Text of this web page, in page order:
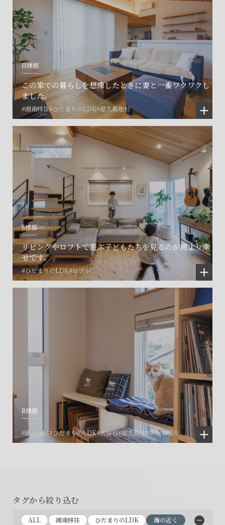
H様邸
この家での暮らしを想像したときに妻と一番ワクワクし
ました。
#湘南移住#ひだまりのLDK#屋久島地杉
S様邸
リビングやロフトで遊ぶ子どもたちを見るのが何より幸
せです。
#ひだまりのLDK#ロフト
R様邸
#湘南移住#ひだまりのLDK#大谷石#屋久島地杉#大和張り
タグから絞り込む
ALL 湘南移住 ひだまりのLDK
海の近く
関連施設一覧
©SET inc.